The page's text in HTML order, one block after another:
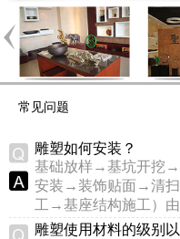
常见问题
雕塑如何安装？
基础放样→基坑开挖
安装→装饰贴面→清
工→基座结构施工）
雕塑使用材料的级别